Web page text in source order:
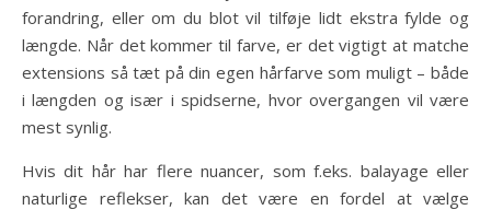
forandring, eller om du blot vil tilføje lidt ekstra fylde og
længde. Når det kommer til farve, er det vigtigt at matche
extensions så tæt på din egen hårfarve som muligt – både
i længden og især i spidserne, hvor overgangen vil være
mest synlig.
Hvis dit hår har flere nuancer, som f.eks. balayage eller
naturlige reflekser, kan det være en fordel at vælge